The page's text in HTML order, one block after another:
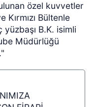
özel kuvvetler
Bültenle
B.K. isimli
Müdürlüğü